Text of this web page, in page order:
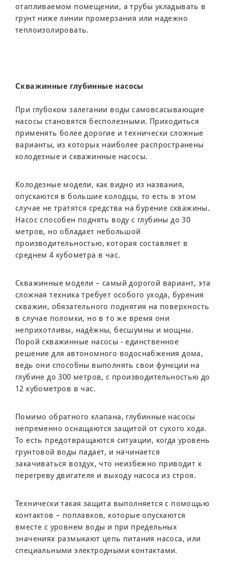
отапливаемом помещении, а трубы укладывать в
грунт ниже линии промерзания или надежно
теплоизолировать.
Скважинные глубинные насосы
При глубоком залегании воды самовсасывающие
насосы становятся бесполезными. Приходиться
применять более дорогие и технически сложные
варианты, из которых наиболее распространены
колодезные и скважинные насосы.
Колодезные модели, как видно из названия,
опускаются в большие колодцы, то есть в этом
случае не тратятся средства на бурение скважины.
Насос способен поднять воду с глубины до 30
метров, но обладает небольшой
производительностью, которая составляет в
среднем 4 кубометра в час.
Скважинные модели – самый дорогой вариант, эта
сложная техника требует особого ухода, бурения
скважин, обязательного поднятия на поверхность
в случае поломки, но в то же время они
неприхотливы, надёжны, бесшумны и мощны.
Порой скважинные насосы - единственное
решение для автономного водоснабжения дома,
ведь они способны выполнять свои функции на
глубине до 300 метров, с производительностью до
12 кубометров в час.
Помимо обратного клапана, глубинные насосы
непременно оснащаются защитой от сухого хода.
То есть предотвращаются ситуации, когда уровень
грунтовой воды падает, и начинается
закачиваться воздух, что неизбежно приводит к
перегреву двигателя и выходу насоса из строя.
Технически такая защита выполняется с помощью
контактов – поплавков, которые опускаются
вместе с уровнем воды и при предельных
значениях размыкают цепь питания насоса, или
специальными электродными контактами.